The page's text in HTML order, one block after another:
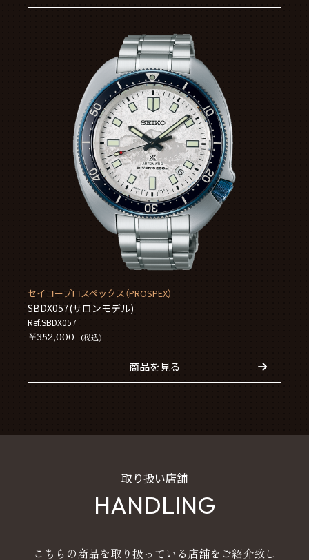
セイコープロスペックス（PROSPEX）
SBDX057(サロンモデル)
Ref.SBDX057
￥352,000 (税込)
商品を見る
取り扱い店舗
HANDLING
こちらの商品を取り扱っている店舗をご紹介致し